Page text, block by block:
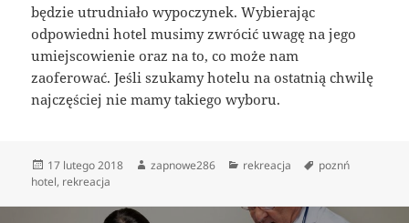
będzie utrudniało wypoczynek. Wybierając
odpowiedni hotel musimy zwrócić uwagę na jego
umiejscowienie oraz na to, co może nam
zaoferować. Jeśli szukamy hotelu na ostatnią chwilę
najczęściej nie mamy takiego wyboru.
Data
publikacji
17 lutego 2018 Autor
zapnowe286 Kategorie
rekreacja Tagi
poznń
hotel, rekreacja